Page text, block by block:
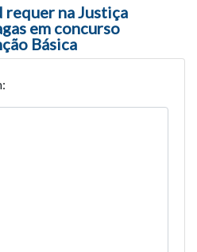
requer na Justiça
em concurso
Básica